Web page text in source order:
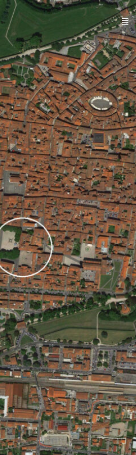
项目
政策
联系
IT
EN